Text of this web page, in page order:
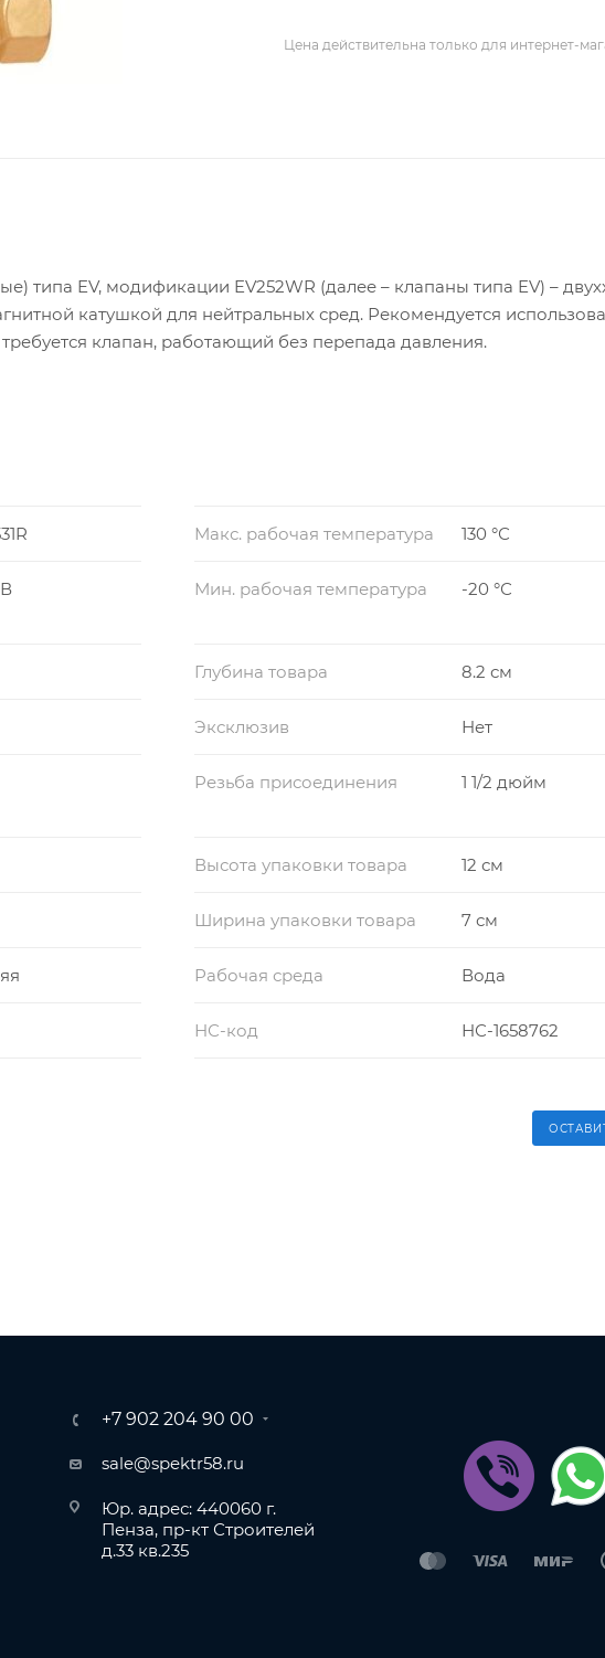
Цена действительна только для интернет-
типа EV, модификации EV252WR (далее – клапаны типа EV) –
катушкой для нейтральных сред. Рекомендуется
клапан, работающий без перепада давления.
Макс. рабочая температура 130 °С
Мин. рабочая температура -20 °С
Глубина товара 8.2 см
Эксклюзив Нет
Резьба присоединения 1 1/2 дюйм
Высота упаковки товара 12 см
Ширина упаковки товара 7 см
Рабочая среда Вода
НС-код НС-1658762
+7 902 204 90 00
sale@spektr58.ru
Юр. адрес: 440060 г.
Пенза, пр-кт Строителей
д.33 кв.235